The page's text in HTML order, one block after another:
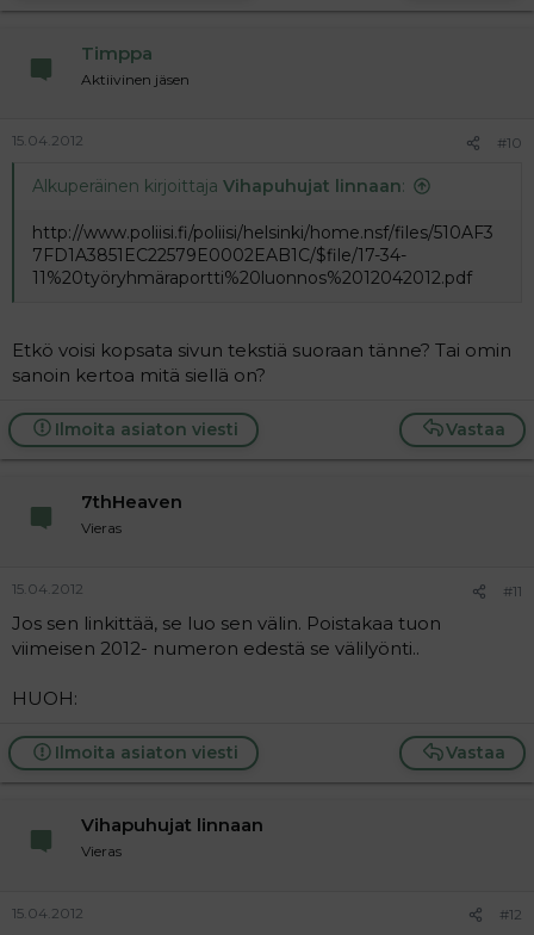
Timppa
Aktiivinen jäsen
15.04.2012 #10
Alkuperäinen kirjoittaja Vihapuhujat linnaan:
http://www.poliisi.fi/poliisi/helsinki/home.nsf/files/510AF3
7FD1A3851EC22579E0002EAB1C/$file/17-34-
11%20työryhmäraportti%20luonnos%2012042012.pdf
Etkö voisi kopsata sivun tekstiä suoraan tänne? Tai omin
sanoin kertoa mitä siellä on?
Vastaa
Ilmoita asiaton viesti
7thHeaven
Vieras
15.04.2012 #11
Jos sen linkittää, se luo sen välin. Poistakaa tuon
viimeisen 2012- numeron edestä se välilyönti..
HUOH:
Vastaa
Ilmoita asiaton viesti
Vihapuhujat linnaan
Vieras
15.04.2012 #12